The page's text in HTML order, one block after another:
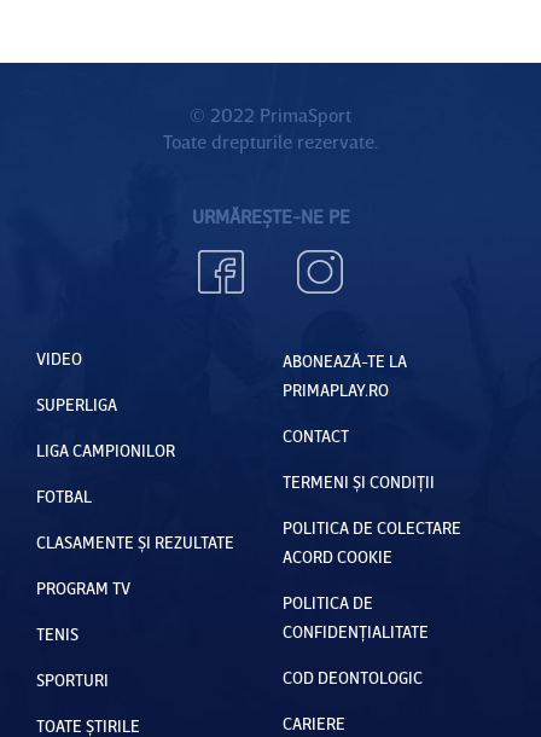
© 2022 PrimaSport
Toate drepturile rezervate.
URMĂREȘTE-NE PE
VIDEO
SUPERLIGA
LIGA CAMPIONILOR
FOTBAL
CLASAMENTE ȘI REZULTATE
PROGRAM TV
TENIS
SPORTURI
TOATE ȘTIRILE
ABONEAZĂ-TE LA
PRIMAPLAY.RO
CONTACT
TERMENI ȘI CONDIȚII
POLITICA DE COLECTARE
ACORD COOKIE
POLITICA DE
CONFIDENȚIALITATE
COD DEONTOLOGIC
CARIERE